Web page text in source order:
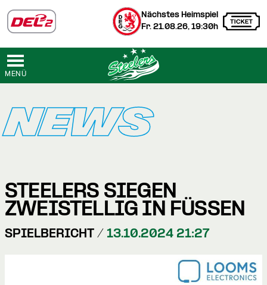
Nächstes Heimspiel
Fr. 21.08.26, 19:30h
MENÜ
NEWS
STEELERS SIEGEN
ZWEISTELLIG IN FÜSSEN
SPIELBERICHT / 13.10.2024 21:27